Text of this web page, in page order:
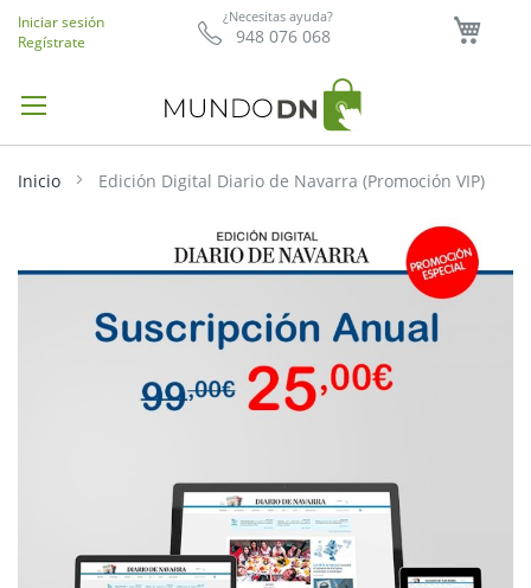
¿Necesitas ayuda?
948 076 068
Iniciar sesión
Regístrate
Inicio Edición Digital Diario de Navarra (Promoción VIP)
final